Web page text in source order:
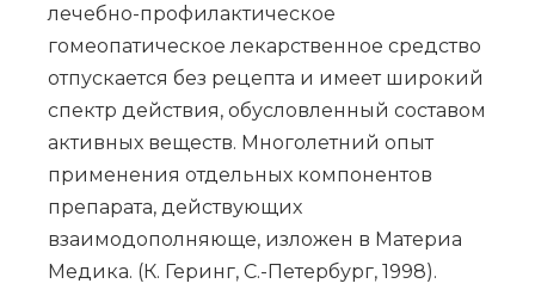
лечебно-профилактическое
гомеопатическое лекарственное средство
отпускается без рецепта и имеет широкий
спектр действия, обусловленный составом
активных веществ. Многолетний опыт
применения отдельных компонентов
препарата, действующих
взаимодополняюще, изложен в Материа
Медика. (К. Геринг, С.-Петербург, 1998).